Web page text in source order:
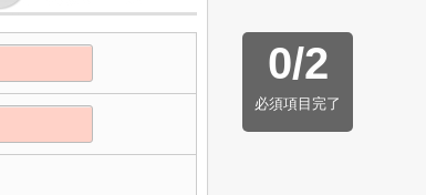
0/2
必須項目完了